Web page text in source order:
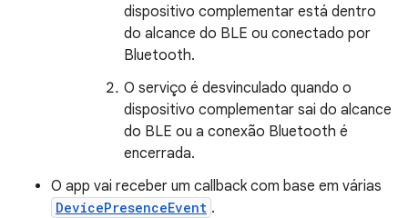
dispositivo complementar está dentro
do alcance do BLE ou conectado por
Bluetooth.
O serviço é desvinculado quando o
dispositivo complementar sai do alcance
do BLE ou a conexão Bluetooth é
encerrada.
O app vai receber um callback com base em várias
DevicePresenceEvent .